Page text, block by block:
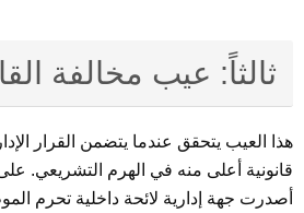
ثالثاً: عيب مخالفة
هذا العيب يتحقق عندما يتضمن القرار
قانونية أعلى منه في الهرم التشريعي. على
أصدرت جهة إدارية لائحة داخلية تحرم